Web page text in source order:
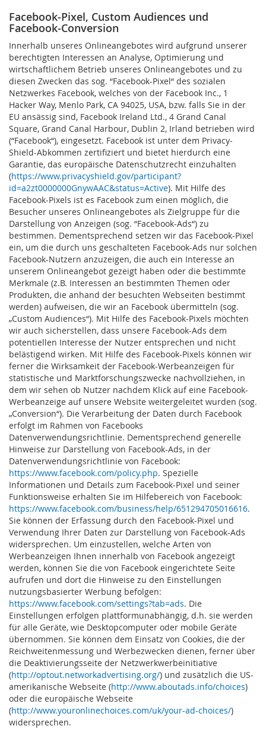
Facebook-Pixel, Custom Audiences und
Facebook-Conversion
Innerhalb unseres Onlineangebotes wird aufgrund unserer
berechtigten Interessen an Analyse, Optimierung und
wirtschaftlichem Betrieb unseres Onlineangebotes und zu
diesen Zwecken das sog. “Facebook-Pixel“ des sozialen
Netzwerkes Facebook, welches von der Facebook Inc., 1
Hacker Way, Menlo Park, CA 94025, USA, bzw. falls Sie in der
EU ansässig sind, Facebook Ireland Ltd., 4 Grand Canal
Square, Grand Canal Harbour, Dublin 2, Irland betrieben wird
(“Facebook“), eingesetzt. Facebook ist unter dem Privacy-
Shield-Abkommen zertifiziert und bietet hierdurch eine
Garantie, das europäische Datenschutzrecht einzuhalten
(https://www.privacyshield.gov/participant?
id=a2zt0000000GnywAAC&status=Active). Mit Hilfe des
Facebook-Pixels ist es Facebook zum einen möglich, die
Besucher unseres Onlineangebotes als Zielgruppe für die
Darstellung von Anzeigen (sog. “Facebook-Ads“) zu
bestimmen. Dementsprechend setzen wir das Facebook-Pixel
ein, um die durch uns geschalteten Facebook-Ads nur solchen
Facebook-Nutzern anzuzeigen, die auch ein Interesse an
unserem Onlineangebot gezeigt haben oder die bestimmte
Merkmale (z.B. Interessen an bestimmten Themen oder
Produkten, die anhand der besuchten Webseiten bestimmt
werden) aufweisen, die wir an Facebook übermitteln (sog.
„Custom Audiences“). Mit Hilfe des Facebook-Pixels möchten
wir auch sicherstellen, dass unsere Facebook-Ads dem
potentiellen Interesse der Nutzer entsprechen und nicht
belästigend wirken. Mit Hilfe des Facebook-Pixels können wir
ferner die Wirksamkeit der Facebook-Werbeanzeigen für
statistische und Marktforschungszwecke nachvollziehen, in
dem wir sehen ob Nutzer nachdem Klick auf eine Facebook-
Werbeanzeige auf unsere Website weitergeleitet wurden (sog.
„Conversion“). Die Verarbeitung der Daten durch Facebook
erfolgt im Rahmen von Facebooks
Datenverwendungsrichtlinie. Dementsprechend generelle
Hinweise zur Darstellung von Facebook-Ads, in der
Datenverwendungsrichtlinie von Facebook:
https://www.facebook.com/policy.php. Spezielle
Informationen und Details zum Facebook-Pixel und seiner
Funktionsweise erhalten Sie im Hilfebereich von Facebook:
https://www.facebook.com/business/help/651294705016616.
Sie können der Erfassung durch den Facebook-Pixel und
Verwendung Ihrer Daten zur Darstellung von Facebook-Ads
widersprechen. Um einzustellen, welche Arten von
Werbeanzeigen Ihnen innerhalb von Facebook angezeigt
werden, können Sie die von Facebook eingerichtete Seite
aufrufen und dort die Hinweise zu den Einstellungen
nutzungsbasierter Werbung befolgen:
https://www.facebook.com/settings?tab=ads. Die
Einstellungen erfolgen plattformunabhängig, d.h. sie werden
für alle Geräte, wie Desktopcomputer oder mobile Geräte
übernommen. Sie können dem Einsatz von Cookies, die der
Reichweitenmessung und Werbezwecken dienen, ferner über
die Deaktivierungsseite der Netzwerkwerbeinitiative
(http://optout.networkadvertising.org/) und zusätzlich die US-
amerikanische Webseite (http://www.aboutads.info/choices)
oder die europäische Webseite
(http://www.youronlinechoices.com/uk/your-ad-choices/)
widersprechen.